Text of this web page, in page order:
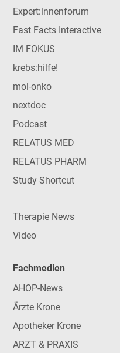
Expert:innenforum
Fast Facts Interactive
IM FOKUS
krebs:hilfe!
mol-onko
nextdoc
Podcast
RELATUS MED
RELATUS PHARM
Study Shortcut
Therapie News
Video
Fachmedien
AHOP-News
Ärzte Krone
Apotheker Krone
ARZT & PRAXIS